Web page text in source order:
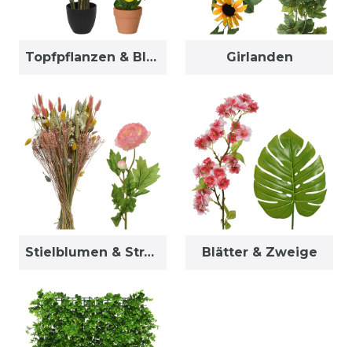
Topfpflanzen & Blumen Girlanden
Stielblumen & Sträuße Blätter & Zweige